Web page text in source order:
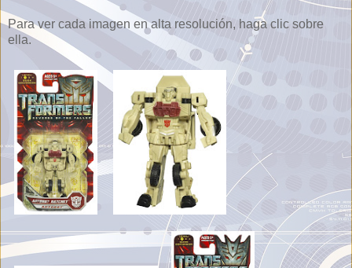
Para ver cada imagen en alta resolución, haga clic sobre
ella.